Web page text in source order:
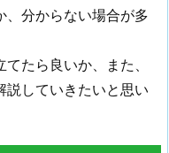
、分からない場合が多
たら良いか、また、
説していきたいと思い